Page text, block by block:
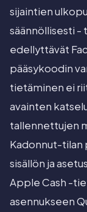
sijaintien
säännöllisesti
edellyttävät
pääsykoodin
tietäminen ei
avainten
tallennettujen
Kadonnut-tilan
sisällön ja
Apple Cash -
asennukseen